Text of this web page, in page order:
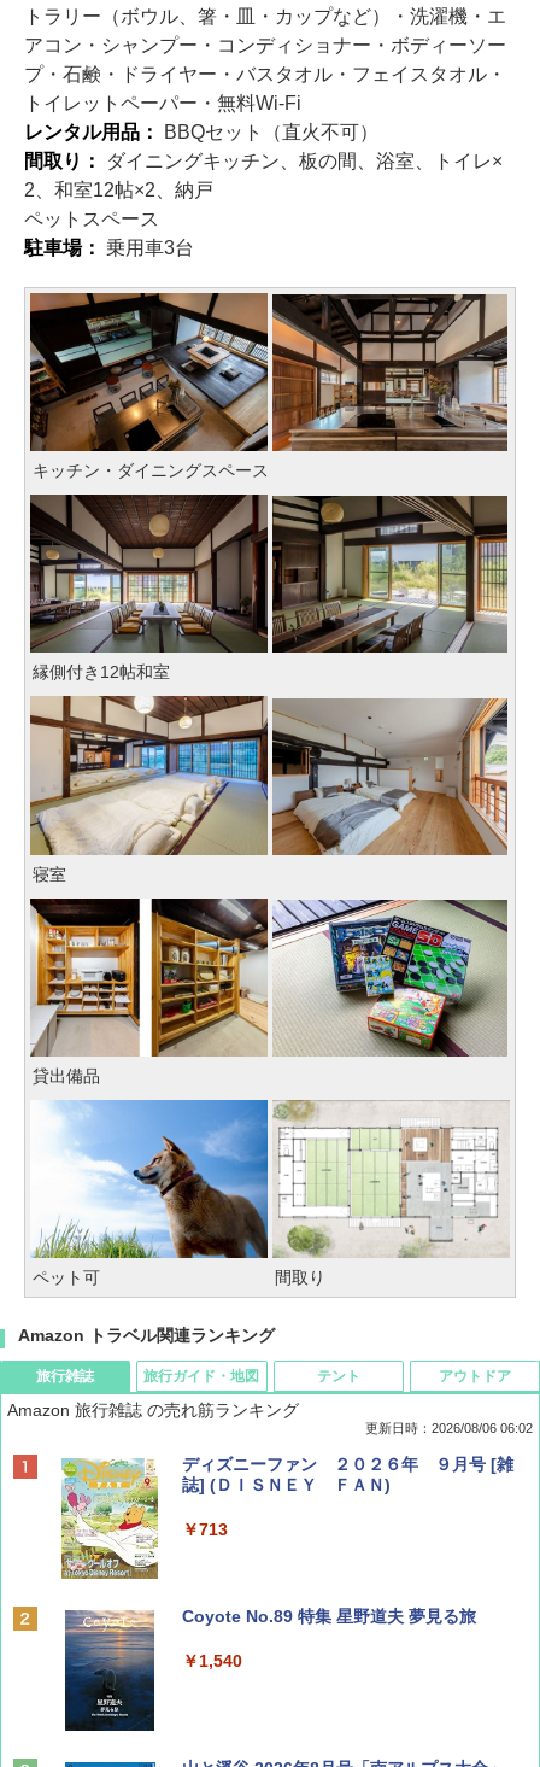
トラリー（ボウル、箸・皿・カップなど）・洗濯機・エ
アコン・シャンプー・コンディショナー・ボディーソー
プ・石鹸・ドライヤー・バスタオル・フェイスタオル・
トイレットペーパー・無料Wi-Fi
レンタル用品：
BBQセット（直火不可）
間取り：
ダイニングキッチン、板の間、浴室、トイレ×
2、和室12帖×2、納戸
ペットスペース
駐車場： 乗用車3台
キッチン・ダイニングスペース
縁側付き12帖和室
寝室
貸出備品
ペット可 間取り
Amazon トラベル関連ランキング
旅行雑誌
Amazon 旅行雑誌 の売れ筋ランキング
更新日時：2026/08/06 06:02
ディズニーファン ２０２６年 ９月号 [雑
誌] (ＤＩＳＮＥＹ ＦＡＮ)
￥713
Coyote No.89 特集 星野道夫 夢見る旅
￥1,540
旅行ガイド・地図 テント アウトドア